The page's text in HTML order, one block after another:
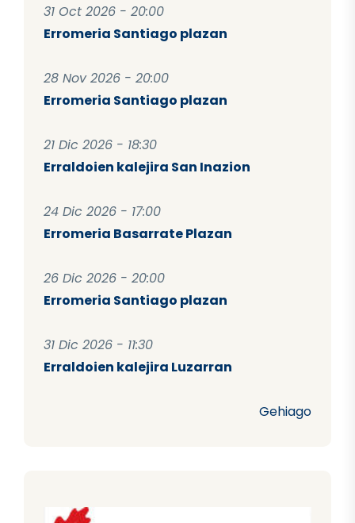
31 Oct 2026 - 20:00
Erromeria Santiago plazan
28 Nov 2026 - 20:00
Erromeria Santiago plazan
21 Dic 2026 - 18:30
Erraldoien kalejira San Inazion
24 Dic 2026 - 17:00
Erromeria Basarrate Plazan
26 Dic 2026 - 20:00
Erromeria Santiago plazan
31 Dic 2026 - 11:30
Erraldoien kalejira Luzarran
Gehiago